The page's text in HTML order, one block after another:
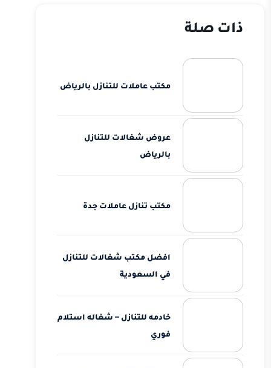
ذات صلة
مكتب عاملات للتنازل بالرياض
عروض شغالات للتنازل
بالرياض
مكتب تنازل عاملات جدة
افضل مكتب شغالات للتنازل
في السعودية
خادمه للتنازل – شغاله استلام
فوري